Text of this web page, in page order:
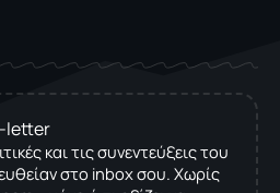
letter
και τις συνεντεύξεις του
στο inbox σου. Χωρίς